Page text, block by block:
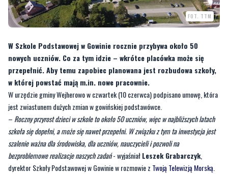
W Szkole Podstawowej w Gowinie rocznie przybywa około 50
nowych uczniów. Co za tym idzie – wkrótce placówka może się
przepełnić. Aby temu zapobiec planowana jest rozbudowa szkoły,
w której powstać mają m.in. nowe pracownie.
W urzędzie gminy Wejherowo w czwartek (10 czerwca) podpisano umowę, która
jest zwiastunem dużych zmian w gowińskiej podstawówce.
–Roczny przyrost dzieci w szkole to około 50 uczniów, więc w najbliższych latach
szkoła się dopełni, a może się nawet przepełni. W związku z tym ta inwestycja jest